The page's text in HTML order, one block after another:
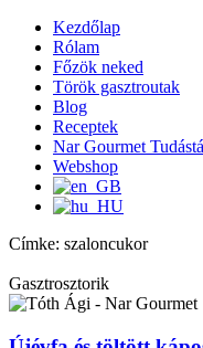
Kezdőlap
Rólam
Főzök neked
Török gasztroutak
Blog
Receptek
Nar Gourmet
Webshop
Címke: szaloncukor
Gasztrosztorik